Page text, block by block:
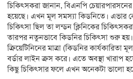
চিকিৎসকরা জানান, বিএনপি চেয়ারপারসনের
হয়েছে। এখন মূল সমস্যা কিডনিতে। এভার
চিকিৎসা ছিল তা লন্ডন ক্লিনিকের
তারপর নতুনভাবে কিডনির চিকিৎসা শুরু
ক্রিয়েটিনিনের মাত্রা (কিডনির কার্যকারিতা
বর্ডার লাইন ক্রস করে। এতে অবস্থা
কিছু চিকিৎসার ফলে এখন অনেকটা ভালো